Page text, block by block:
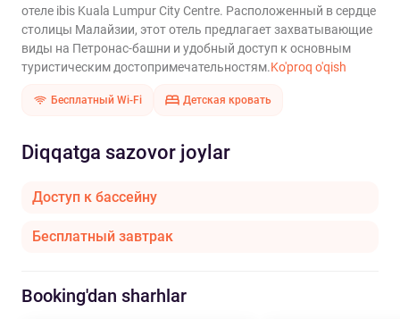
отеле ibis Kuala Lumpur City Centre. Расположенный в сердце
столицы Малайзии, этот отель предлагает захватывающие
виды на Петронас-башни и удобный доступ к основным
туристическим достопримечательностям.Ko'proq o'qish
Бесплатный Wi-Fi Детская кровать
Diqqatga sazovor joylar
Доступ к бассейну
Бесплатный завтрак
Booking'dan sharhlar